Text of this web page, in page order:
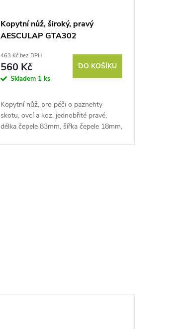
Kopytní nůž, široký, pravý
AESCULAP GTA302
463 Kč bez DPH
560 Kč
Skladem 1 ks
DO KOŠÍKU
Kopytní nůž, pro péči o paznehty
skotu, ovcí a koz, jednobřité pravé,
délka čepele 83mm, šířka čepele 18mm,